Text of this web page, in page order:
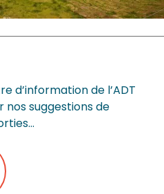
d’information de l’ADT
nos suggestions de